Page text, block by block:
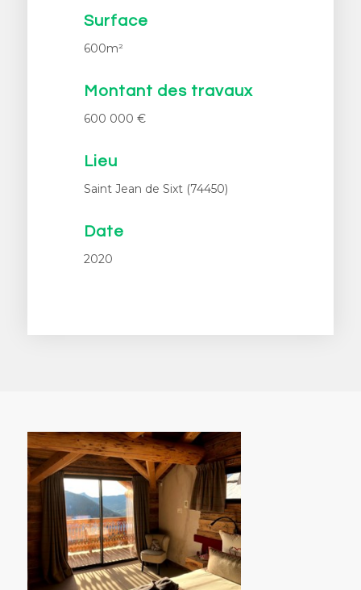
Surface
600m²
Montant des travaux
600 000 €
Lieu
Saint Jean de Sixt (74450)
Date
2020